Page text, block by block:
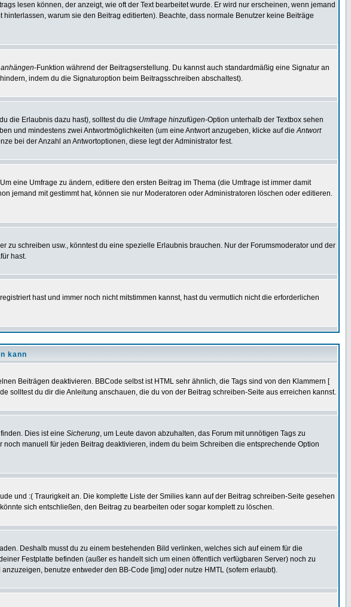
lesen können, der anzeigt, wie oft der Text bearbeitet wurde. Er wird nur erscheinen, wenn jemand
warum sie den Beitrag editierten). Beachte, dass normale Benutzer keine Beiträge
-Funktion während der Beitragserstellung. Du kannst auch standardmäßig eine Signatur an
indem du die Signaturoption beim Beitragsschreiben abschaltest).
die Erlaubnis dazu hast), solltest du die Umfrage hinzufügen-Option unterhalb der Textbox sehen
und mindestens zwei Antwortmöglichkeiten (um eine Antwort anzugeben, klicke auf dieAntwort
bei der Anzahl an Antwortoptionen, diese legt der Administrator fest.
eine Umfrage zu ändern, editiere den ersten Beitrag im Thema (die Umfrage ist immer damit
jemand mit gestimmt hat, können sie nur Moderatoren oder Administratoren löschen oder editieren.
schreiben usw., könntest du eine spezielle Erlaubnis brauchen. Nur der Forumsmoderator und der
hast.
hast und immer noch nicht mitstimmen kannst, hast du vermutlich nicht die erforderlichen
kann
Beiträgen deaktivieren. BBCode selbst ist HTML sehr ähnlich, die Tags sind von den Klammern [
solltest du dir die Anleitung anschauen, die du von der Beitrag schreiben-Seite aus erreichen kannst.
Dies ist eine Sicherung, um Leute davon abzuhalten, das Forum mit unnötigen Tags zu
manuell für jeden Beitrag deaktivieren, indem du beim Schreiben die entsprechende Option
und :( Traurigkeit an. Die komplette Liste der Smilies kann auf der Beitrag schreiben-Seite gesehen
sich entschließen, den Beitrag zu bearbeiten oder sogar komplett zu löschen.
Deshalb musst du zu einem bestehenden Bild verlinken, welches sich auf einem für die
Festplatte befinden (außer es handelt sich um einen öffentlich verfügbaren Server) noch zu
benutze entweder den BB-Code [img] oder nutze HMTL (sofern erlaubt).